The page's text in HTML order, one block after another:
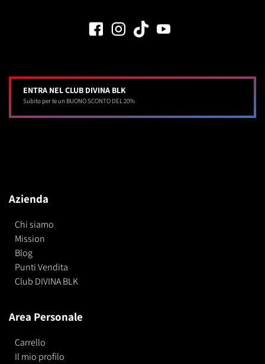
ENTRA NEL CLUB DIVINA BLK
Subito per te un BUONO SCONTO DEL 20%
Azienda
Chi siamo
Mission
Blog
Punti Vendita
Club DIVINA BLK
Area Personale
Carrello
Il mio profilo